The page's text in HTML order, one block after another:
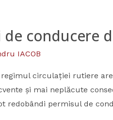
conducere
IACOB
circulației rutiere
și mai neplăcute
redobândi permisul de